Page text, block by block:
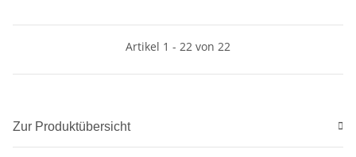
Artikel 1 - 22 von 22
Zur Produktübersicht